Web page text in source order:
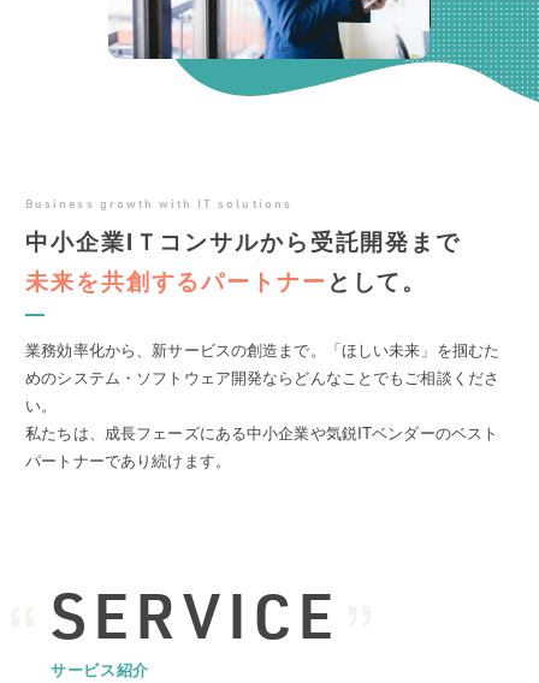
Business growth with IT solutions
中小企業IＴコンサルから受託開発まで
未来を共創するパートナー として。
業務効率化から、新サービスの創造まで。「ほしい未来」を掴むた
めのシステム・ソフトウェア開発ならどんなことでもご相談くださ
い。
私たちは、成長フェーズにある中小企業や気鋭ITベンダーのベスト
パートナーであり続けます。
SERVICE
サービス紹介